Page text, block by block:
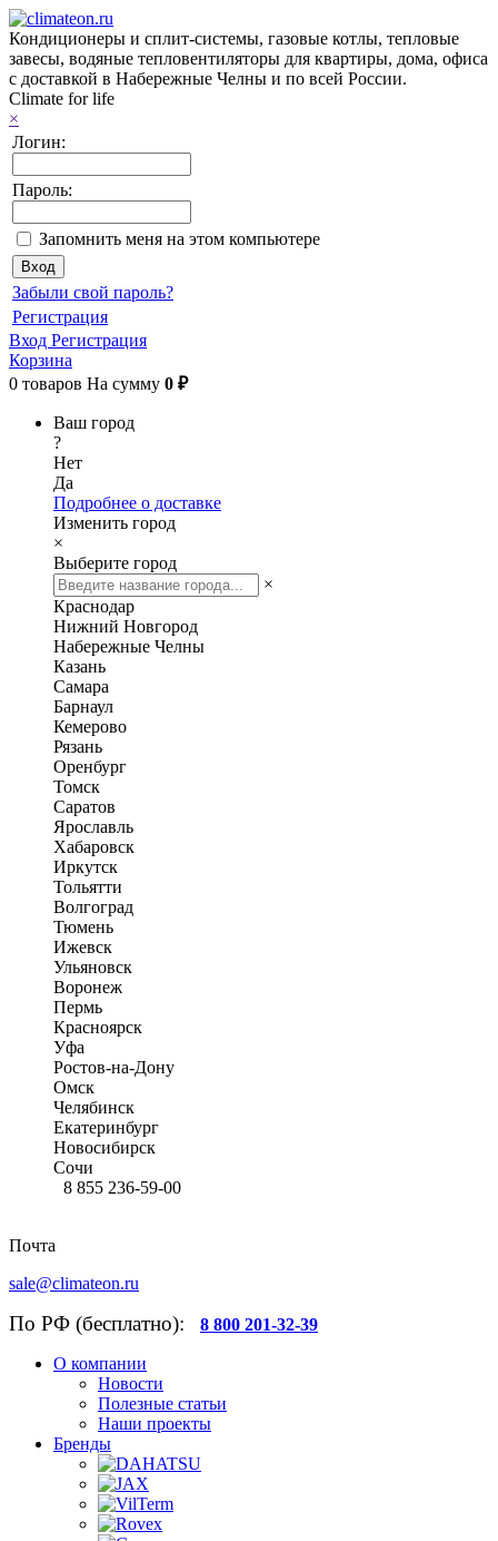
Кондиционеры и сплит-системы, газовые котлы, тепловые
завесы, водяные тепловентиляторы для квартиры, дома, офиса
с доставкой в Набережные Челны и по всей России.
Climate for life
×
Логин:
Пароль:
Запомнить меня на этом компьютере
Забыли свой пароль?
Регистрация
Вход Регистрация
Корзина
0 товаров На сумму 0 ₽
Ваш город
?
Нет
Да
Подробнее о доставке
Изменить город
×
Выберите город
×
Краснодар
Нижний Новгород
Набережные Челны
Казань
Самара
Барнаул
Кемерово
Рязань
Оренбург
Томск
Саратов
Ярославль
Хабаровск
Иркутск
Тольятти
Волгоград
Тюмень
Ижевск
Ульяновск
Воронеж
Пермь
Красноярск
Уфа
Ростов-на-Дону
Омск
Челябинск
Екатеринбург
Новосибирск
Сочи
8 855 236-59-00
Почта
sale@climateon.ru
По РФ (бесплатно): 8 800 201-32-39
О компании
Новости
Полезные статьи
Наши проекты
Бренды